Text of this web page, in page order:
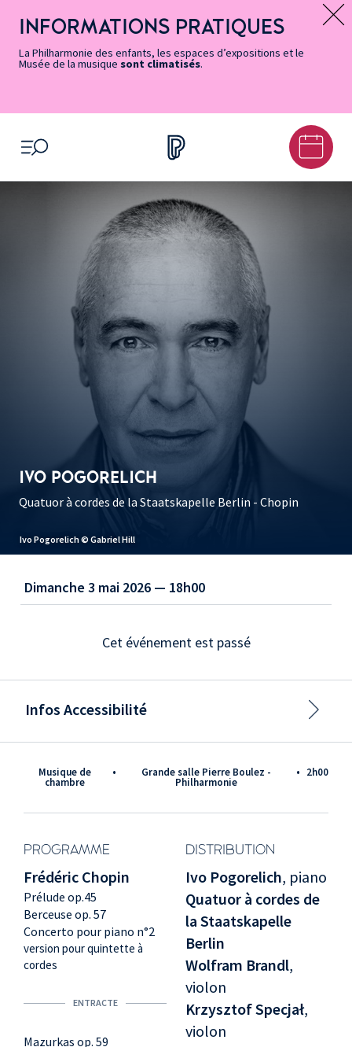
page
Accessibilité
accès
rapides
principal
contenu
principal
page
Message d’information
INFORMATIONS PRATIQUES
La Philharmonie des enfants, les espaces d’expositions et le
Musée de la musique sont climatisés.
OUVRIR LE MENU
Ivo Pogorelich © Gabriel Hill
IVO POGORELICH
Quatuor à cordes de la Staatskapelle Berlin - Chopin
Musique de
chambre
• Grande salle Pierre Boulez -
Philharmonie
• 2h00
PROGRAMME DISTRIBUTION
Frédéric Chopin
Prélude op.45
Berceuse op. 57
Concerto pour piano n°2
version pour quintette à
cordes
ENTRACTE
Mazurkas op. 59
Ivo Pogorelich, piano
Quatuor à cordes de
la Staatskapelle
Berlin
Wolfram Brandl,
violon
Krzysztof Specjał,
violon
Dimanche 3 mai 2026 — 18h00
Cet événement est passé
Infos Accessibilité